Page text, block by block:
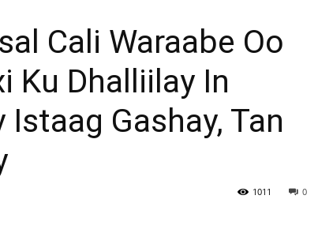
Afrika
Cali Waraabe Oo
Ku Dhalliilay In
Gashay, Tan
0
1011